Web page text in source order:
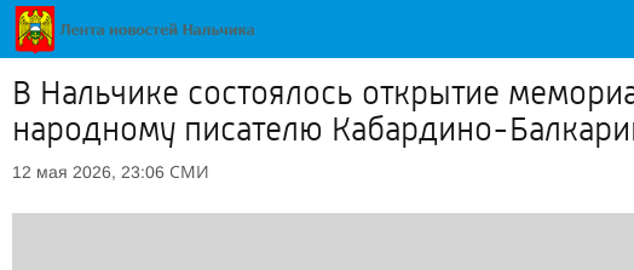
В Нальчике состоялось открытие
народному писателю Кабардино-
12 мая 2026, 23:06 СМИ